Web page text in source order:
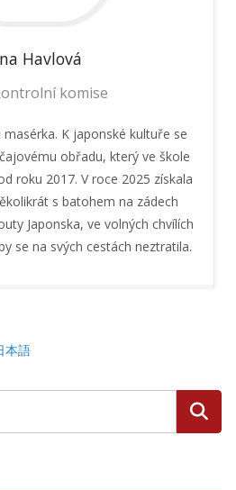
Havlová
komise
K japonské kultuře se
obřadu, který ve škole
roku 2017. V roce 2025 získala
s batohem na zádech
Japonska, ve volných chvílích
se na svých cestách neztratila.
本語